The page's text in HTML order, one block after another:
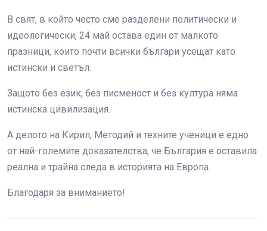
В свят, в който често сме разделени политически и
идеологически, 24 май остава един от малкото
празници, които почти всички българи усещат като
истински и светъл.
Защото без език, без писменост и без култура няма
истинска цивилизация.
А делото на Кирил, Методий и техните ученици е едно
от най-големите доказателства, че България е оставила
реална и трайна следа в историята на Европа.
Благодаря за вниманието!